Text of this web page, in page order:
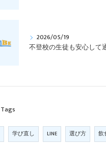
2026/05/19
Tags
学び直し LINE 選び方 飲